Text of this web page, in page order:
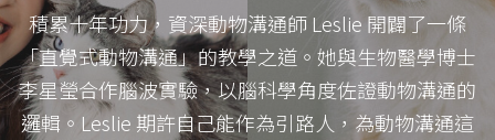
積累十年功力，資深動物溝通師 Leslie 開闢了一條
「直覺式動物溝通」的教學之道。她與生物醫學博士
李星瑩合作腦波實驗，以腦科學角度佐證動物溝通的
邏輯。Leslie 期許自己能作為引路人，為動物溝通這